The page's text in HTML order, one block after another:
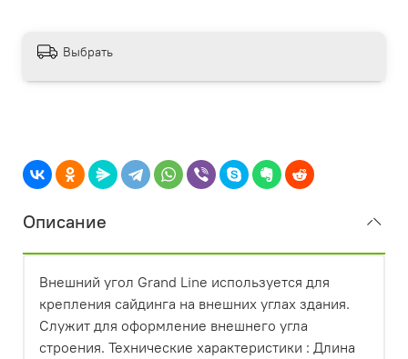
Выбрать
Описание
Внешний угол Grand Line используется для
крепления сайдинга на внешних углах здания.
Служит для оформление внешнего угла
строения. Технические характеристики : Длина